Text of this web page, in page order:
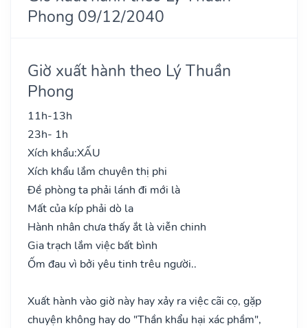
Phong 09/12/2040
Giờ xuất hành theo Lý Thuần
Phong
11h-13h
23h- 1h
Xích khẩu:XẤU
Xích khẩu lắm chuyên thị phi
Đề phòng ta phải lánh đi mới là
Mất của kíp phải dò la
Hành nhân chưa thấy ắt là viễn chinh
Gia trạch lắm việc bất bình
Ốm đau vì bởi yêu tinh trêu người..
Xuất hành vào giờ này hay xảy ra việc cãi cọ, gặp
chuyện không hay do "Thần khẩu hại xác phầm",